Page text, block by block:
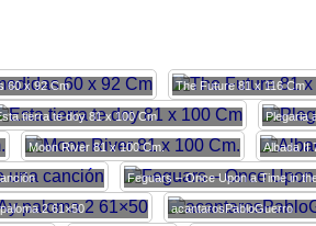
60 x 92 Cm The Future 81 x 116 Cm
tierra te doy 81 x 100 Cm Plegaria
Moon River 81 x 100 Cm. Albada II
Feguars – Once Upon a Time in
2 61×50 acantarosPabloGuerro